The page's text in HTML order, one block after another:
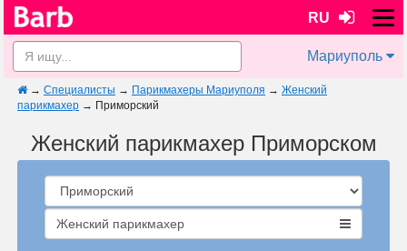
RU
Мариуполь
→ Специалисты → Парикмахеры Мариуполя → Женский
парикмахер → Приморский
Женский парикмахер Приморском
Женский парикмахер